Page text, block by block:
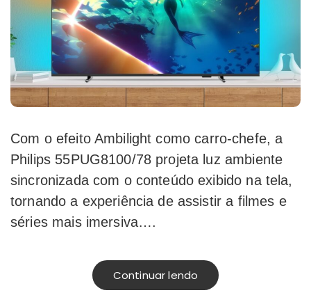
Com o efeito Ambilight como carro-chefe, a
Philips 55PUG8100/78 projeta luz ambiente
sincronizada com o conteúdo exibido na tela,
tornando a experiência de assistir a filmes e
séries mais imersiva….
Continuar lendo